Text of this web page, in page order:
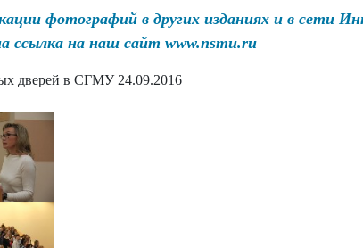
фотографий в других изданиях и в сети
ссылка на наш сайт www.nsmu.ru
дверей в СГМУ 24.09.2016